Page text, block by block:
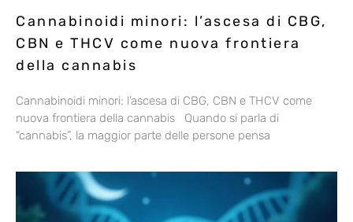
Cannabinoidi minori: l’ascesa di CBG,
CBN e THCV come nuova frontiera
della cannabis
Cannabinoidi minori: l’ascesa di CBG, CBN e THCV come
nuova frontiera della cannabis Quando si parla di
“cannabis”, la maggior parte delle persone pensa